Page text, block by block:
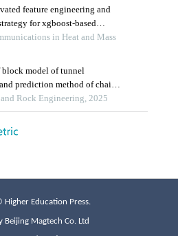
Education Press.
Beijing Magtech Co. Ltd